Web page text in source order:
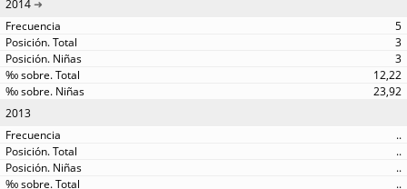
2014
5
3
3
12,22
23,92
2013
..
..
..
..